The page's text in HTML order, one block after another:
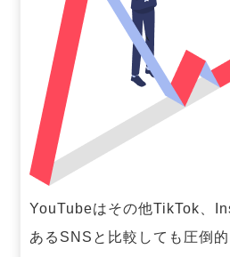
YouTubeはその他TikTok、
あるSNSと比較しても圧倒